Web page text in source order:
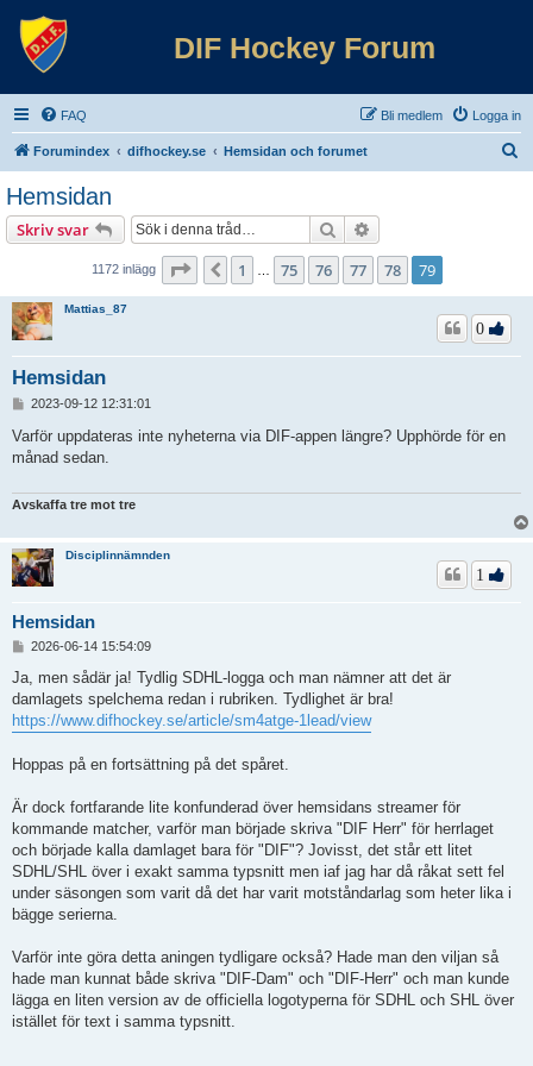
DIF Hockey Forum
FAQ Logga in
Bli medlem
Forumindex difhockey.se Hemsidan och forumet
Hemsidan
Skriv svar Sök
1172 inlägg Sida 79av79
Föregående
1 75 76 77 78 79
Mattias_87
Hemsidan
0
l
ä
g
2023-09-12 12:31:01
Varför uppdateras inte nyheterna via DIF-appen längre? Upphörde för en
månad sedan.
Avskaffa tre mot tre
Disciplinnämnden
Hemsidan
1
l
g
g
2026-06-14 15:54:09
Ja, men sådär ja! Tydlig SDHL-logga och man nämner att det är
damlagets spelchema redan i rubriken. Tydlighet är bra!
https://www.difhockey.se/article/sm4atge-1lead/view
Hoppas på en fortsättning på det spåret.
Är dock fortfarande lite konfunderad över hemsidans streamer för
kommande matcher, varför man började skriva "DIF Herr" för herrlaget
och började kalla damlaget bara för "DIF"? Jovisst, det står ett litet
SDHL/SHL över i exakt samma typsnitt men iaf jag har då råkat sett fel
under säsongen som varit då det har varit motståndarlag som heter lika i
bägge serierna.
Varför inte göra detta aningen tydligare också? Hade man den viljan så
hade man kunnat både skriva "DIF-Dam" och "DIF-Herr" och man kunde
lägga en liten version av de officiella logotyperna för SDHL och SHL över
istället för text i samma typsnitt.